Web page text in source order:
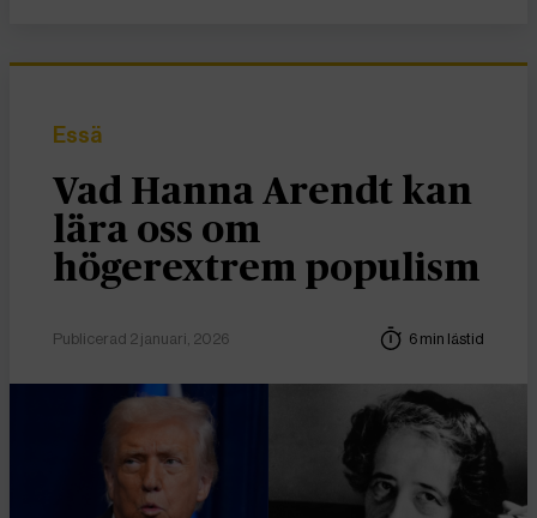
Essä
Vad Hanna Arendt kan
lära oss om
högerextrem populism
Publicerad 2 januari, 2026 6 min lästid